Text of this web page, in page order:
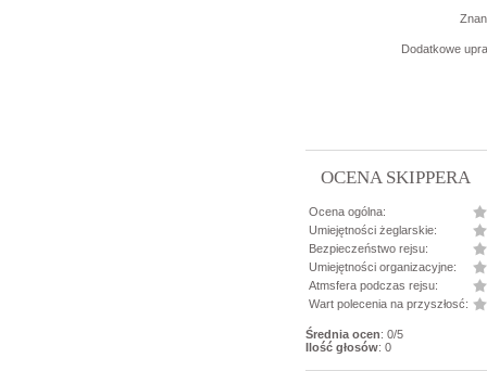
Dodatkowe
OCENA SKIPPERA
Ocena ogólna:
Umiejętności żeglarskie:
Bezpieczeństwo rejsu:
Umiejętności organizacyjne:
Atmsfera podczas rejsu:
Wart polecenia na przyszłosć:
Średnia ocen: 0/5
Ilość głosów: 0